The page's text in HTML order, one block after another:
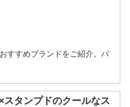
すすめブランドをご紹介。バ
スタンプドのクールなス